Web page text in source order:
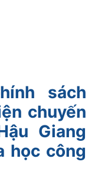
sách
chuyến
Giang
học công